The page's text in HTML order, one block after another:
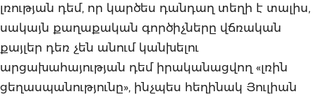
լռության դեմ, որ կարծես դանդաղ տեղի է տալիս,
սակայն քաղաքական գործիչները վճռական
քայլեր դեռ չեն անում կանխելու
արցախահայության դեմ իրականացվող «լռին
ցեղասպանությունը», ինչպես հեղինակ Յուլիան